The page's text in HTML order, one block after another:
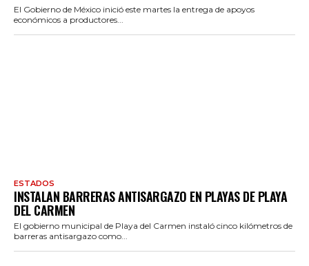
El Gobierno de México inició este martes la entrega de apoyos
económicos a productores...
ESTADOS
INSTALAN BARRERAS ANTISARGAZO EN PLAYAS DE PLAYA
DEL CARMEN
El gobierno municipal de Playa del Carmen instaló cinco kilómetros de
barreras antisargazo como...